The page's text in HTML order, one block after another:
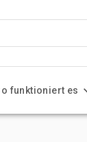
funktioniert es